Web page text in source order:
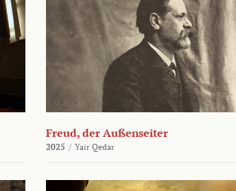
Freud, der Außenseiter
2025 / Yair Qedar